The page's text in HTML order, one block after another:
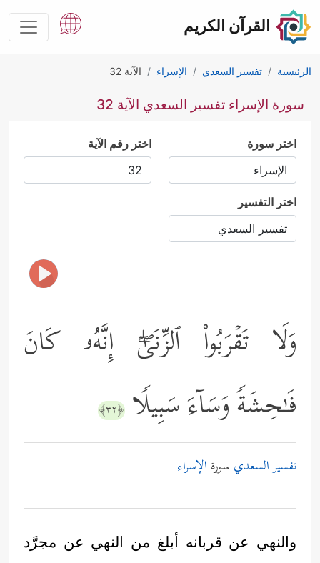
القرآن الكريم
الرئيسية تفسير السعدي الإسراء الآية 32
سورة الإسراء تفسير السعدي الآية 32
اختر سورة اختر رقم الآية
اختر التفسير
وَلَا تَقۡرَبُواْ ٱلزِّنَىٰۤۖ إِنَّهُۥ كَانَ
فَـٰحِشَةࣰ وَسَاۤءَ سَبِیلࣰا ﴿٣٢﴾
تفسير السعدي سورة الإسراء
والنهي عن قربانه أبلغ من النهي عن مجرَّد